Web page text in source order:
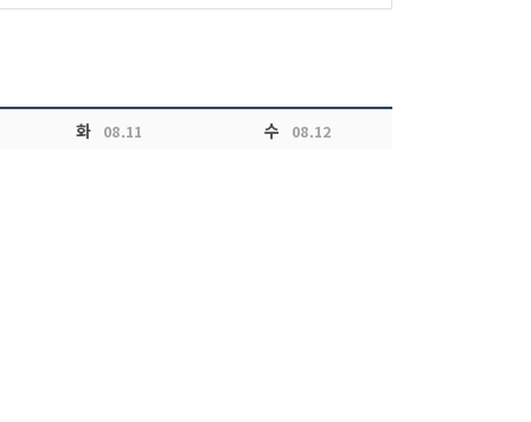
화 08.11 수 08.12